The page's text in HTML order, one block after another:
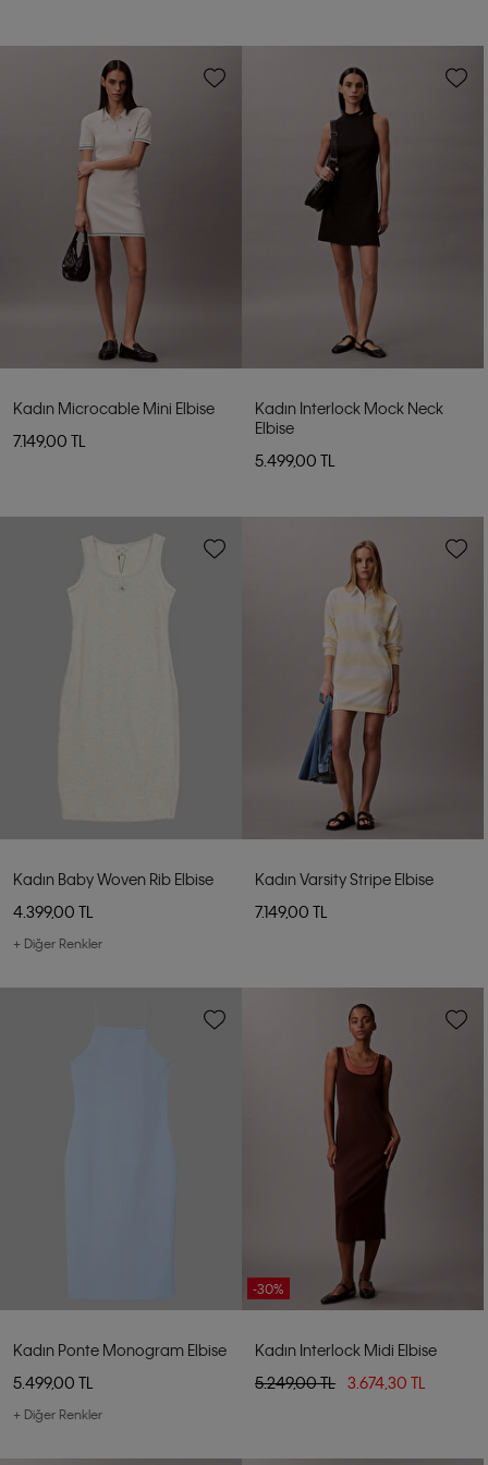
Kadın Microcable Mini Elbise
7.149,00 TL
Kadın Interlock Mock Neck
Elbise
5.499,00 TL
Kadın Baby Woven Rib Elbise
4.399,00 TL
+ Diğer Renkler
Kadın Varsity Stripe Elbise
7.149,00 TL
Kadın Ponte Monogram Elbise
5.499,00 TL
+ Diğer Renkler
-30%
Kadın Interlock Midi Elbise
5.249,00 TL
3.674,30 TL